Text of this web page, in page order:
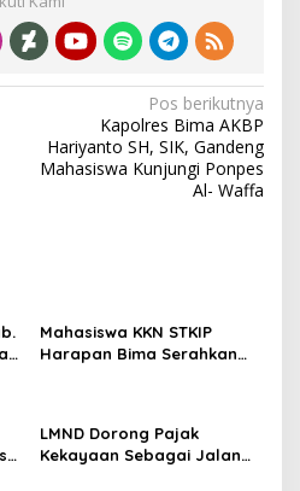
Pos berikutnya
Kapolres Bima AKBP
Hariyanto SH, SIK, Gandeng
Mahasiswa Kunjungi Ponpes
Al- Waffa
Mahasiswa KKN STKIP
Harapan Bima Serahkan
LMND Dorong Pajak
Kekayaan Sebagai Jalan